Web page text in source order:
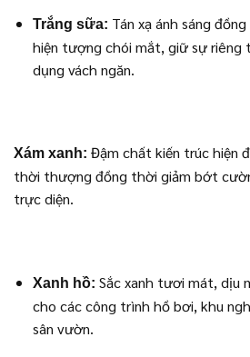
Trắng sữa: Tán xạ ánh sáng
hiện tượng chói mắt, giữ sự riêng
dụng vách ngăn.
Xám xanh: Đậm chất kiến trúc hiện
thời thượng đồng thời giảm bớt
trực diện.
Xanh hồ: Sắc xanh tươi mát, dịu
cho các công trình hồ bơi, khu
sân vườn.